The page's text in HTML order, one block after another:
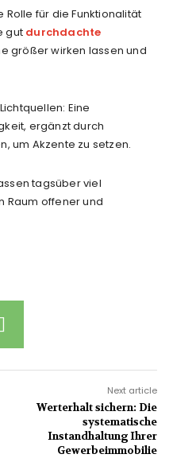
für die Funktionalität
gut durchdachte
größer wirken lassen und
Eine
ergänzt durch
um Akzente zu setzen.
tagsüber viel
Raum offener und
Next article
Werterhalt sichern: Die
systematische
Instandhaltung Ihrer
Gewerbeimmobilie